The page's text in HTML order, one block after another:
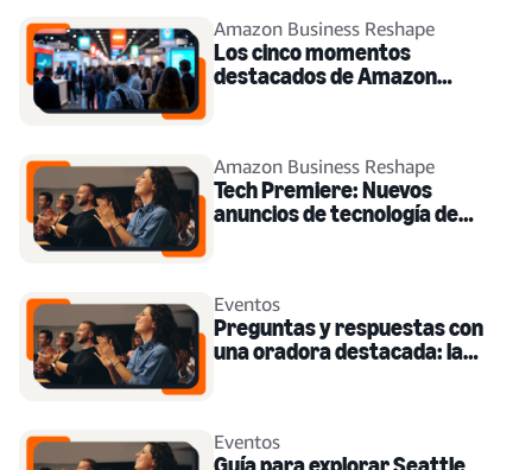
Amazon Business Reshape
Los cinco momentos
destacados de Amazon
Amazon Business Reshape
Tech Premiere: Nuevos
anuncios de tecnología de
Eventos
Preguntas y respuestas con
una oradora destacada: la
Eventos